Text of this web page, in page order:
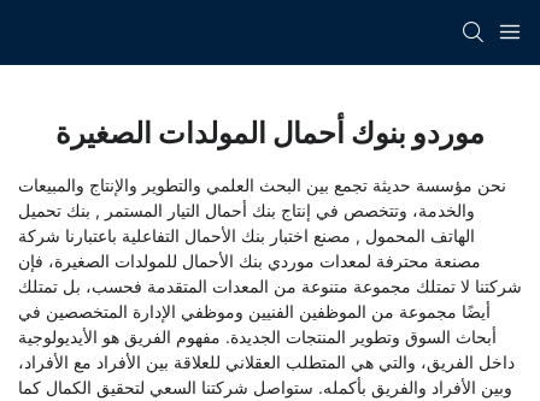
موردو بنوك أحمال المولدات الصغيرة
نحن مؤسسة حديثة تجمع بين البحث العلمي والتطوير والإنتاج والمبيعات
والخدمة، وتتخصص في إنتاج بنك أحمال التيار المستمر , بنك تحميل
الهاتف المحمول , مصنع اختبار بنك الأحمال التفاعلية باعتبارنا شركة
مصنعة محترفة لمعدات موردي بنك الأحمال للمولدات الصغيرة، فإن
شركتنا لا تمتلك مجموعة متنوعة من المعدات المتقدمة فحسب، بل تمتلك
أيضًا مجموعة من الموظفين الفنيين وموظفي الإدارة المتخصصين في
أبحاث السوق وتطوير المنتجات الجديدة. مفهوم الفريق هو الأيديولوجية
داخل الفريق، والتي هي المتطلب العقلاني للعلاقة بين الأفراد مع الأفراد،
وبين الأفراد والفريق بأكمله. ستواصل شركتنا السعي لتحقيق الكمال كما